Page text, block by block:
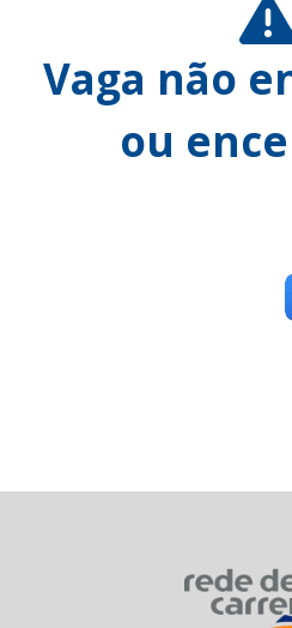
Vaga não
ou